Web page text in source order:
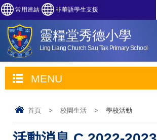
常用連結 非華語學生支援
靈糧堂秀德小學
Ling Liang Church Sau Tak Primary School
MENU
首頁 > 校園生活 > 學校活動